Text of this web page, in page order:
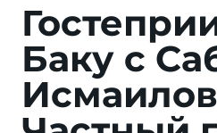
Баку с